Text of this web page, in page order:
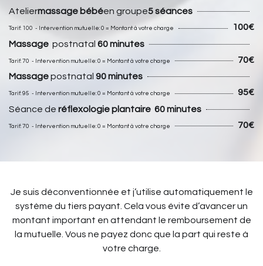
Ateliermassage bébéen groupe5 séances
Tarif: 100 - Intervention mutuelle: 0 = Montant à votre charge
100€
Massage postnatal 60 minutes
Tarif: 70 - Intervention mutuelle: 0 = Montant à votre charge
70€
Massagepostnatal 90 minutes
Tarif: 95 - Intervention mutuelle: 0 = Montant à votre charge
95€
Séance de réflexologie plantaire 60 minutes
Tarif: 70 - Intervention mutuelle: 0 = Montant à votre charge 70€
Je suis déconventionnée et j’utilise automatiquement le
système du tiers payant. Cela vous évite d’avancer un
montant important en attendant le remboursement de
la mutuelle. Vous ne payez donc que la part qui reste à
votre charge.